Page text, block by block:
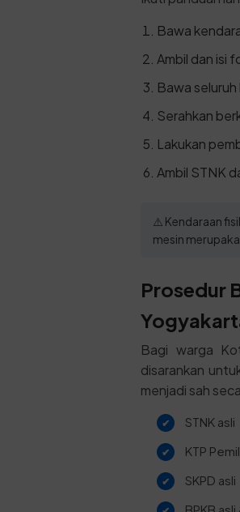
Bawa
Ambil dan isi
Bawa
Serahkan
Lakukan
Ambil STNK
⚠️ Kendaraan
mesin
Prosedur
Bagi warga
disarankan
menjadi sah
STNK asli
KTP
SKPD asli